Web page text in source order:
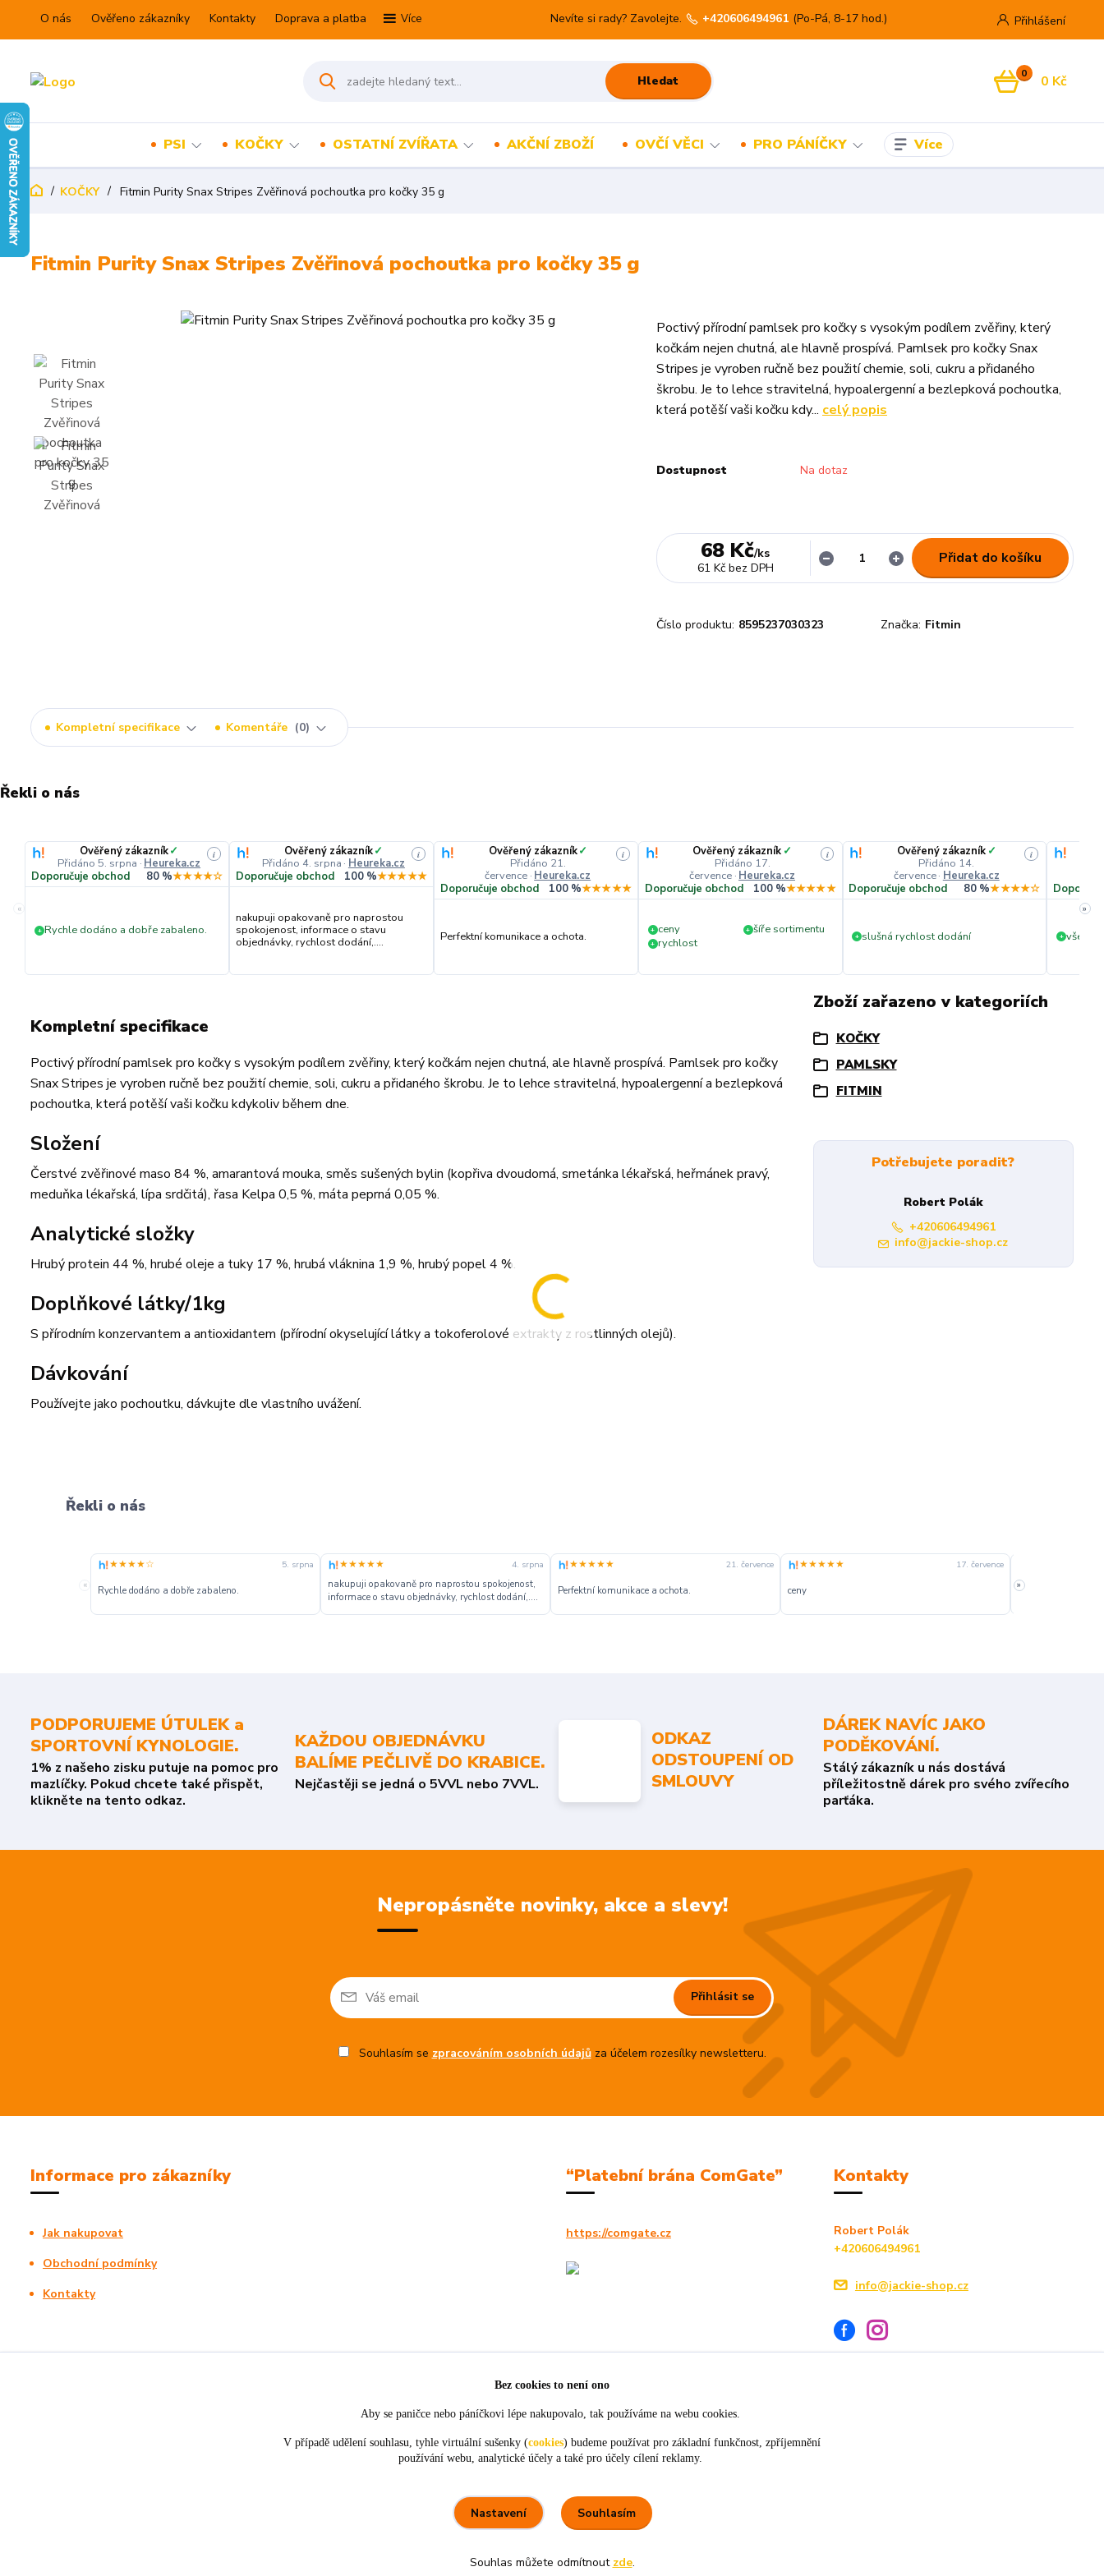
O nás Ověřeno zákazníky Kontakty Doprava a platba Více Přihlášení
Hledat
Nevíte si rady? Zavolejte. +420606494961 (Po-Pá, 8-17 hod.)
0 0 Kč
PSI KOČKY OSTATNÍ ZVÍŘATA AKČNÍ ZBOŽÍ OVČÍ VĚCI PRO PÁNÍČKY Více
KOČKY Fitmin Purity Snax Stripes Zvěřinová pochoutka pro kočky 35 g
Fitmin Purity Snax Stripes Zvěřinová pochoutka pro kočky 35 g
Poctivý přírodní pamlsek pro kočky s vysokým podílem zvěřiny, který
kočkám nejen chutná, ale hlavně prospívá. Pamlsek pro kočky Snax
Stripes je vyroben ručně bez použití chemie, soli, cukru a přidaného
škrobu. Je to lehce stravitelná, hypoalergenní a bezlepková pochoutka,
která potěší vaši kočku kdy... celý popis
Dostupnost Na dotaz
68 Kč/ks
61 Kč bez DPH
Přidat do košíku
Číslo produktu: 8595237030323 Značka: Fitmin
Kompletní specifikace Komentáře 0
Řekli o nás
«
Ověřený zákazník✓
Přidáno 5. srpna · Heureka.cz
i
Doporučuje obchod 80 %★★★★☆
+ Rychle dodáno a dobře zabaleno.
Ověřený zákazník✓
Přidáno 4. srpna · Heureka.cz
i
Doporučuje obchod 100 %★★★★★
nakupuji opakovaně pro naprostou
spokojenost, informace o stavu
objednávky, rychlost dodání,....
Ověřený zákazník✓
Přidáno 21.
července · Heureka.cz
i
Doporučuje obchod 100 %★★★★★
Perfektní komunikace a ochota.
Ověřený zákazník ✓
Přidáno 17.
července · Heureka.cz
i
Doporučuje obchod 100 %★★★★★
+ ceny + šíře sortimentu
+ rychlost
Ověřený zákazník ✓
Přidáno 14.
července· Heureka.cz
i
Doporučuje obchod 80 %★★★★☆
+ slušná rychlost dodání + vše v
»
Kompletní specifikace
Poctivý přírodní pamlsek pro kočky s vysokým podílem zvěřiny, který kočkám nejen chutná, ale hlavně prospívá. Pamlsek pro kočky
Snax Stripes je vyroben ručně bez použití chemie, soli, cukru a přidaného škrobu. Je to lehce stravitelná, hypoalergenní a bezlepková
pochoutka, která potěší vaši kočku kdykoliv během dne.
Složení
Čerstvé zvěřinové maso 84 %, amarantová mouka, směs sušených bylin (kopřiva dvoudomá, smetánka lékařská, heřmánek pravý,
meduňka lékařská, lípa srdčitá), řasa Kelpa 0,5 %, máta peprná 0,05 %.
Analytické složky
Hrubý protein 44 %, hrubé oleje a tuky 17 %, hrubá vláknina 1,9 %, hrubý popel 4 %.
Doplňkové látky/1kg
S přírodním konzervantem a antioxidantem (přírodní okyselující látky a tokoferolové extrakty z rostlinných olejů).
Dávkování
Používejte jako pochoutku, dávkujte dle vlastního uvážení.
Zboží zařazeno v kategoriích
KOČKY
PAMLSKY
FITMIN
Potřebujete poradit?
Robert Polák
+420606494961
info@jackie-shop.cz
Řekli o nás
«
★★★★☆ 5. srpna
Rychle dodáno a dobře zabaleno.
★★★★★ 4. srpna
nakupuji opakovaně pro naprostou spokojenost,
informace o stavu objednávky, rychlost dodání,....
★★★★★ 21. července
Perfektní komunikace a ochota.
★★★★★ 17. července
ceny
slušná rychlost
»
PODPORUJEME ÚTULEK a
SPORTOVNÍ KYNOLOGIE.
1% z našeho zisku putuje na pomoc pro
mazlíčky. Pokud chcete také přispět,
klikněte na tento odkaz.
KAŽDOU OBJEDNÁVKU
BALÍME PEČLIVĚ DO KRABICE.
Nejčastěji se jedná o 5VVL nebo 7VVL.
ODKAZ
ODSTOUPENÍ OD
SMLOUVY
DÁREK NAVÍC JAKO
PODĚKOVÁNÍ.
Stálý zákazník u nás dostává
příležitostně dárek pro svého zvířecího
parťáka.
Nepropásněte novinky, akce a slevy!
Přihlásit se
Souhlasím se zpracováním osobních údajůza účelem rozesílky newsletteru.
Informace pro zákazníky
Jak nakupovat
Obchodní podmínky
Kontakty
“Platební brána ComGate”
https://comgate.cz
Kontakty
Robert Polák
+420606494961
info@jackie-shop.cz
Bez cookies to není ono
Aby se paničce nebo páníčkovi lépe nakupovalo, tak používáme na webu cookies.
V případě udělení souhlasu, tyhle virtuální sušenky (cookies) budeme používat pro základní funkčnost, zpříjemnění
používání webu, analytické účely a také pro účely cílení reklamy.
Nastavení Souhlasím
Souhlas můžete odmítnout zde.
Perfektní komunikace a ochota. ceny